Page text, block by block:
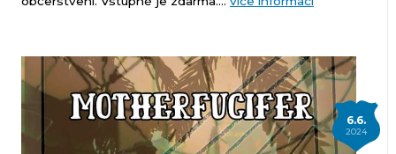
6.6.
2024